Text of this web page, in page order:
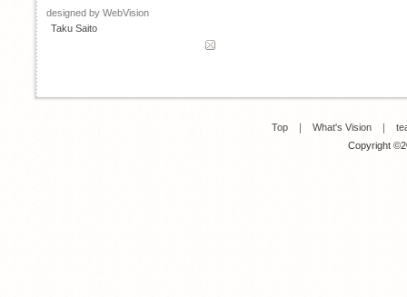
designed by WebVision
Taku Saito
Top ｜ What's Vision ｜
Copyright